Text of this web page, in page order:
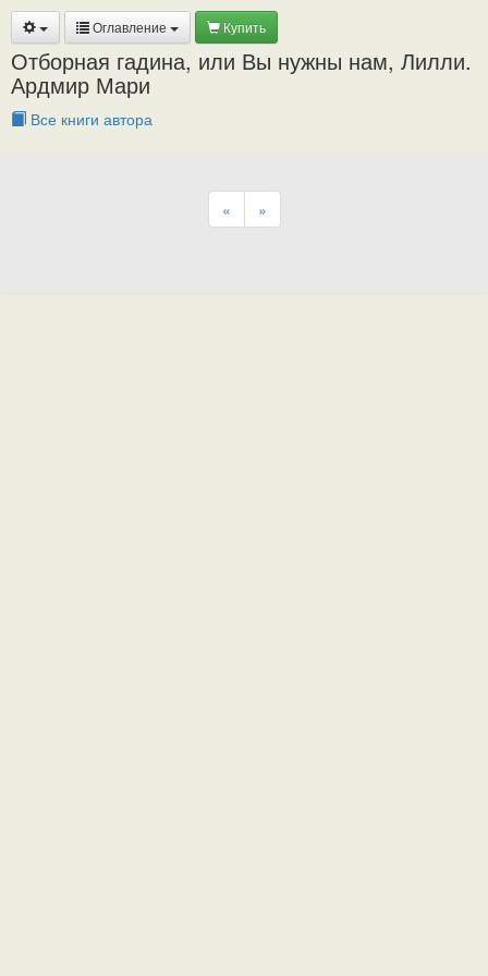
Оглавление Купить
Отборная гадина, или Вы нужны нам, Лилли.
Ардмир Мари
Все книги автора
« »